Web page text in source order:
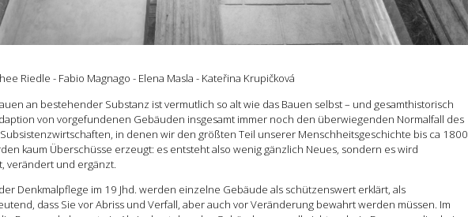
Riedle - Fabio Magnago - Elena Masla - Kateřina Krupičková
an bestehender Substanz ist vermutlich so alt wie das Bauen selbst – und gesamthistorisch
von vorgefundenen Gebäuden insgesamt immer noch den überwiegenden Normalfall des
in denen wir den größten Teil unserer Menschheitsgeschichte bis ca 1800
kaum Überschüsse erzeugt: es entsteht also wenig gänzlich Neues, sondern es wird
verändert und ergänzt.
Denkmalpflege im 19 Jhd. werden einzelne Gebäude als schützenswert erklärt, als
dass Sie vor Abriss und Verfall, aber auch vor Veränderung bewahrt werden müssen. Im